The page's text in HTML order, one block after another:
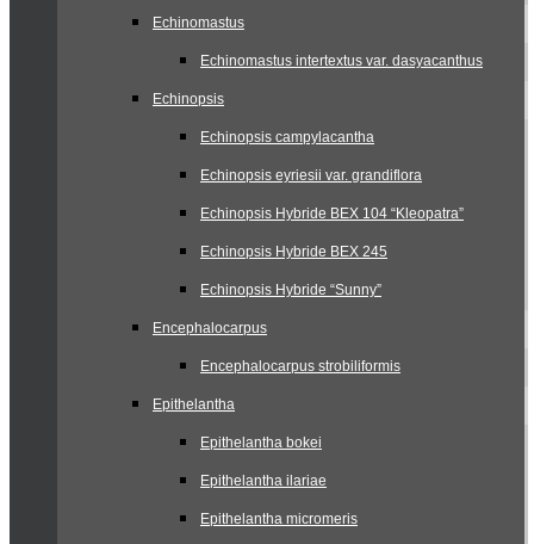
Echinomastus
Echinomastus intertextus var. dasyacanthus
Echinopsis
Echinopsis campylacantha
Echinopsis eyriesii var. grandiflora
Echinopsis Hybride BEX 104 “Kleopatra”
Echinopsis Hybride BEX 245
Echinopsis Hybride “Sunny”
Encephalocarpus
Encephalocarpus strobiliformis
Epithelantha
Epithelantha bokei
Epithelantha ilariae
Epithelantha micromeris